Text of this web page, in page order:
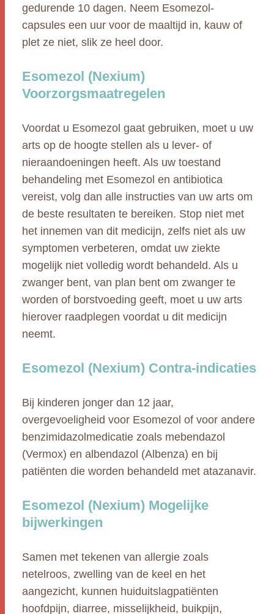
gedurende 10 dagen. Neem Esomezol-
capsules een uur voor de maaltijd in, kauw of
plet ze niet, slik ze heel door.
Esomezol (Nexium)
Voorzorgsmaatregelen
Voordat u Esomezol gaat gebruiken, moet u uw
arts op de hoogte stellen als u lever- of
nieraandoeningen heeft. Als uw toestand
behandeling met Esomezol en antibiotica
vereist, volg dan alle instructies van uw arts om
de beste resultaten te bereiken. Stop niet met
het innemen van dit medicijn, zelfs niet als uw
symptomen verbeteren, omdat uw ziekte
mogelijk niet volledig wordt behandeld. Als u
zwanger bent, van plan bent om zwanger te
worden of borstvoeding geeft, moet u uw arts
hierover raadplegen voordat u dit medicijn
neemt.
Esomezol (Nexium) Contra-indicaties
Bij kinderen jonger dan 12 jaar,
overgevoeligheid voor Esomezol of voor andere
benzimidazolmedicatie zoals mebendazol
(Vermox) en albendazol (Albenza) en bij
patiënten die worden behandeld met atazanavir.
Esomezol (Nexium) Mogelijke
bijwerkingen
Samen met tekenen van allergie zoals
netelroos, zwelling van de keel en het
aangezicht, kunnen huiduitslagpatiënten
hoofdpijn, diarree, misselijkheid, buikpijn,